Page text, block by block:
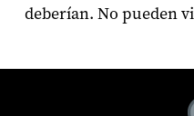
deberían. No pueden